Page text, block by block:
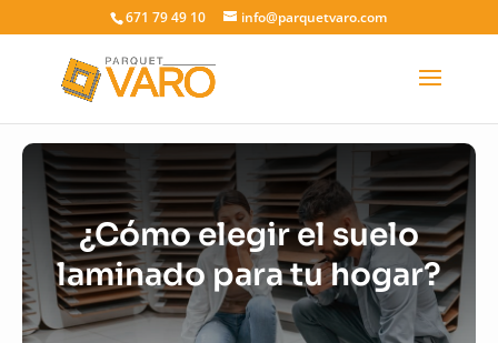
671 79 49 10 info@parquetvaro.com
¿Cómo elegir el suelo
laminado para tu hogar?